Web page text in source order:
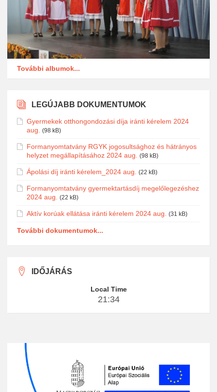
További albumok...
LEGÚJABB DOKUMENTUMOK
Gyermekek otthongondozási díja iránti kérelem 2024
aug.
(98 kB)
Formanyomtatvány RGYK jogosultsághoz és hátrányos
helyzet megállapításához 2024 aug.
(98 kB)
Ápolási díj iránti kérelem_2024 aug. (22 kB)
Formanyomtatvány gyermektartásdíj megelőlegezéshez
2024 aug.
(22 kB)
Aktív korúak ellátása iránti kérelem 2024 aug. (31 kB)
További dokumentumok...
IDŐJÁRÁS
Local Time
21:34